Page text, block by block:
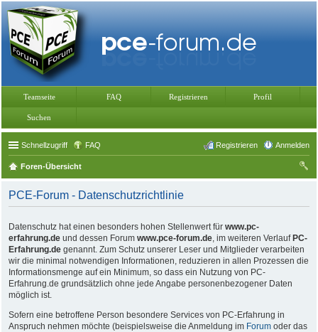
Teamseite FAQ Registrieren Profil
Suchen
Schnellzugriff FAQ Anmelden
Registrieren
Foren-Übersicht
PCE-Forum - Datenschutzrichtlinie
Datenschutz hat einen besonders hohen Stellenwert für www.pc-
erfahrung.de und dessen Forum www.pce-forum.de, im weiteren Verlauf PC-
Erfahrung.de genannt. Zum Schutz unserer Leser und Mitglieder verarbeiten
wir die minimal notwendigen Informationen, reduzieren in allen Prozessen die
Informationsmenge auf ein Minimum, so dass ein Nutzung von PC-
Erfahrung.de grundsätzlich ohne jede Angabe personenbezogener Daten
möglich ist.
Sofern eine betroffene Person besondere Services von PC-Erfahrung in
Anspruch nehmen möchte (beispielsweise die Anmeldung im Forum oder das